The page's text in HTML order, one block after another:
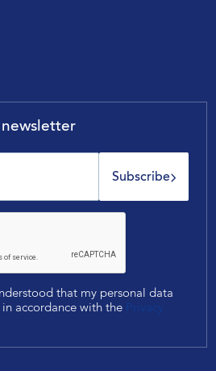
that my personal data
accordance with the Privacy
Subscribe